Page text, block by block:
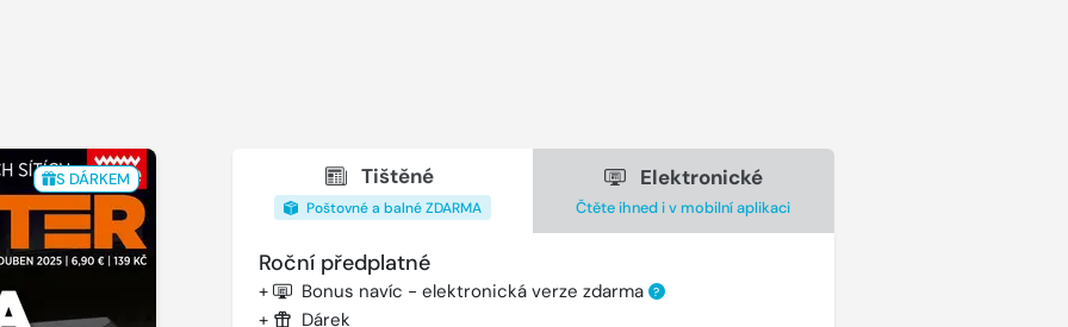
S DÁRKEM Tištěné
Poštovné a balné ZDARMA
Elektronické
Čtěte ihned i v mobilní aplikaci
Roční předplatné
+ Bonus navíc - elektronická verze zdarma ?
+ Dárek